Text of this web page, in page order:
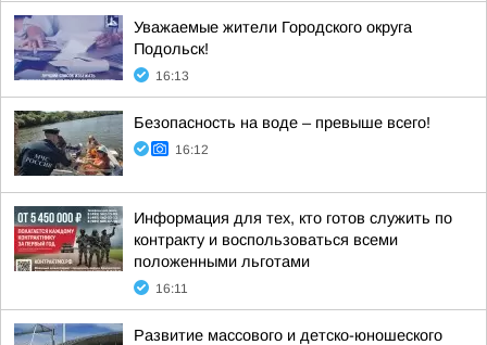
Уважаемые жители Городского округа
Подольск!
16:13
Безопасность на воде – превыше всего!
16:12
Информация для тех, кто готов служить по
контракту и воспользоваться всеми
положенными льготами
16:11
Развитие массового и детско-юношеского